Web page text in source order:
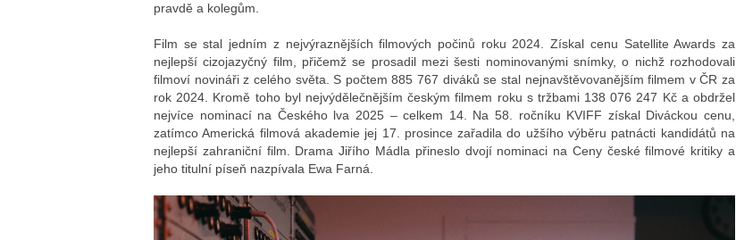
pravdě a kolegům.
Film se stal jedním z nejvýraznějších filmových počinů roku 2024. Získal cenu Satellite Awards za
nejlepší cizojazyčný film, přičemž se prosadil mezi šesti nominovanými snímky, o nichž rozhodovali
filmoví novináři z celého světa. S počtem 885 767 diváků se stal nejnavštěvovanějším filmem v ČR za
rok 2024. Kromě toho byl nejvýdělečnějším českým filmem roku s tržbami 138 076 247 Kč a obdržel
nejvíce nominací na Českého lva 2025 – celkem 14. Na 58. ročníku KVIFF získal Diváckou cenu,
zatímco Americká filmová akademie jej 17. prosince zařadila do užšího výběru patnácti kandidátů na
nejlepší zahraniční film. Drama Jiřího Mádla přineslo dvojí nominaci na Ceny české filmové kritiky a
jeho titulní píseň nazpívala Ewa Farná.